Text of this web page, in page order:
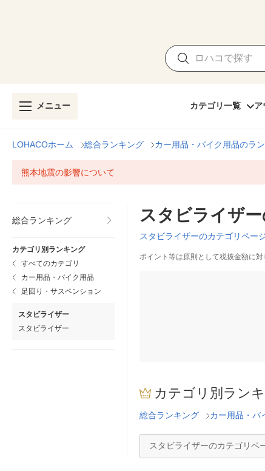
メニュー カテゴリ一覧 ア
LOHACOホーム 総合ランキング カー用品・バイク用品のラ
熊本地震の影響について
総合ランキング
カテゴリ別ランキング
すべてのカテゴリ
カー用品・バイク用品
足回り・サスペンション
スタビライザー
スタビライザー
スタビライザ
スタビライザーのカテゴリペー
ポイント等は原則として税抜金額に
カテゴリ別ラン
総合ランキング カー用品・バ
スタビライザーのカテゴリペ